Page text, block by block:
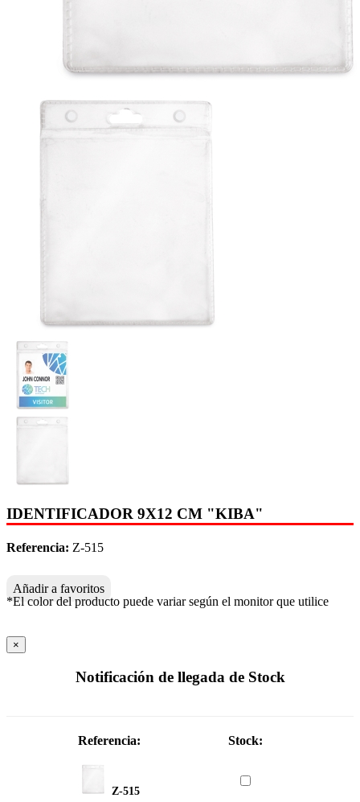
IDENTIFICADOR 9X12 CM "KIBA"
Referencia: Z-515
Añadir a favoritos
*El color del producto puede variar según el monitor que utilice
×
Notificación de llegada de Stock
Referencia: Stock:
Z-515